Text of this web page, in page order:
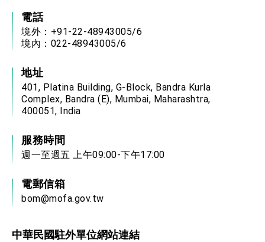
外交部重要言論
事處」，進一步深化台美交流合作
電話
境外：+91-22-48943005/6
境內：022-48943005/6
地址
401, Platina Building, G-Block, Bandra Kurla
Complex, Bandra (E), Mumbai, Maharashtra,
400051, India
服務時間
週一至週五 上午09:00-下午17:00
電郵信箱
bom@mofa.gov.tw
中華民國駐外單位網站連結